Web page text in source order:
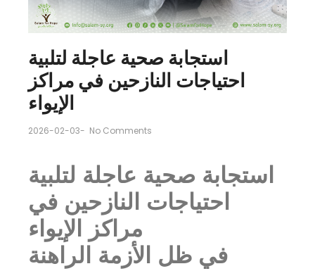
استجابة صحية عاجلة لتلبية
احتياجات النازحين في مراكز
الإيواء
2026-02-03- No Comments
استجابة صحية عاجلة لتلبية
احتياجات النازحين في
مراكز الإيواء
في ظل الأزمة الراهنة